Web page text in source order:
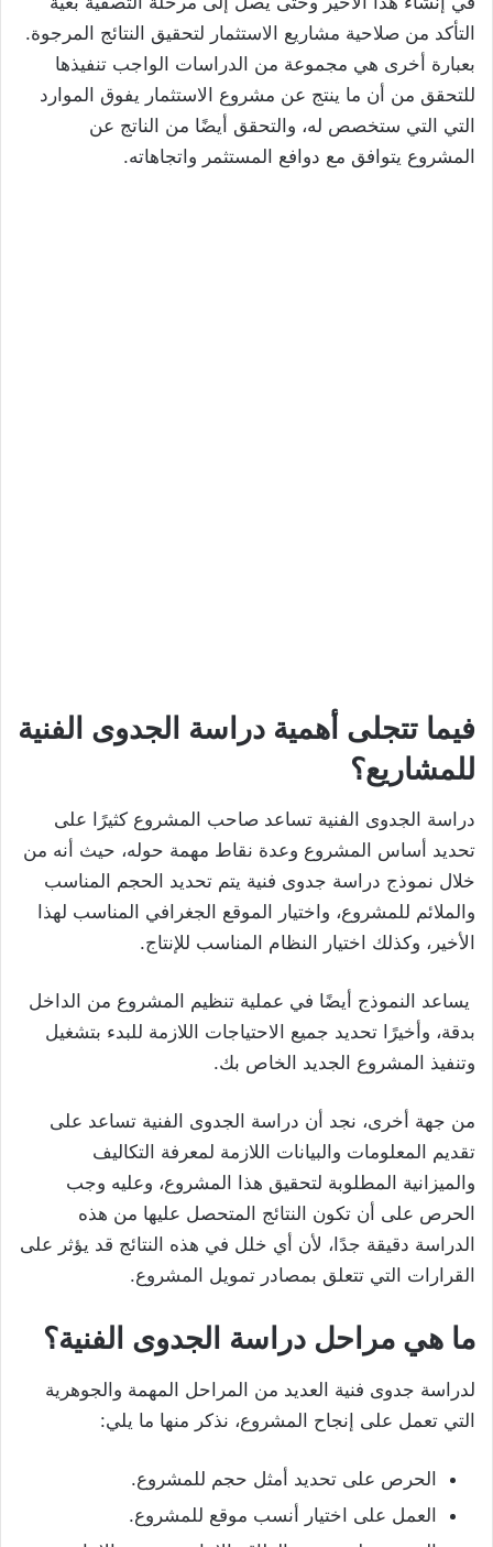
التأكد من صلاحية مشاريع الاستثمار لتحقيق النتائج المرجوة.
بعبارة أخرى هي مجموعة من الدراسات الواجب تنفيذها
للتحقق من أن ما ينتج عن مشروع الاستثمار يفوق الموارد
التي التي ستخصص له، والتحقق أيضًا من الناتج عن
المشروع يتوافق مع دوافع المستثمر واتجاهاته.
فيما تتجلى أهمية دراسة الجدوى الفنية
للمشاريع؟
دراسة الجدوى الفنية تساعد صاحب المشروع كثيرًا على
تحديد أساس المشروع وعدة نقاط مهمة حوله، حيث أنه من
خلال نموذج دراسة جدوى فنية يتم تحديد الحجم المناسب
والملائم للمشروع، واختيار الموقع الجغرافي المناسب لهذا
الأخير، وكذلك اختيار النظام المناسب للإنتاج.
يساعد النموذج أيضًا في عملية تنظيم المشروع من الداخل
بدقة، وأخيرًا تحديد جميع الاحتياجات اللازمة للبدء بتشغيل
وتنفيذ المشروع الجديد الخاص بك.
من جهة أخرى، نجد أن دراسة الجدوى الفنية تساعد على
تقديم المعلومات والبيانات اللازمة لمعرفة التكاليف
والميزانية المطلوبة لتحقيق هذا المشروع، وعليه وجب
الحرص على أن تكون النتائج المتحصل عليها من هذه
الدراسة دقيقة جدًا، لأن أي خلل في هذه النتائج قد يؤثر على
القرارات التي تتعلق بمصادر تمويل المشروع.
ما هي مراحل دراسة الجدوى الفنية؟
لدراسة جدوى فنية العديد من المراحل المهمة والجوهرية
التي تعمل على إنجاح المشروع، نذكر منها ما يلي:
الحرص على تحديد أمثل حجم للمشروع.
العمل على اختيار أنسب موقع للمشروع.